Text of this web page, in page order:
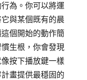
為。你可以將運
與某個既有的晨
個開始的動作簡
生根，你會發現
按下播放鍵一樣
畫提供最穩固的